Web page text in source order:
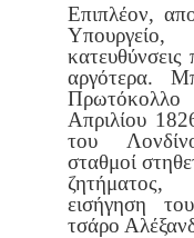
Επιπλέον,
αργότερα.
Απριλίου
του
σταθμοί στη
ζητήματος,
εισήγηση
τσάρο